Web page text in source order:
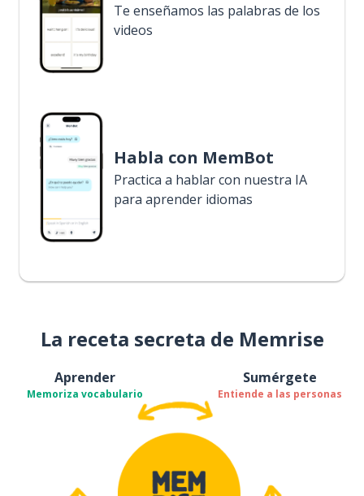
Te enseñamos las palabras de los
videos
Habla con MemBot
Practica a hablar con nuestra IA
para aprender idiomas
La receta secreta de Memrise
Aprender
Memoriza vocabulario
Sumérgete
Entiende a las personas